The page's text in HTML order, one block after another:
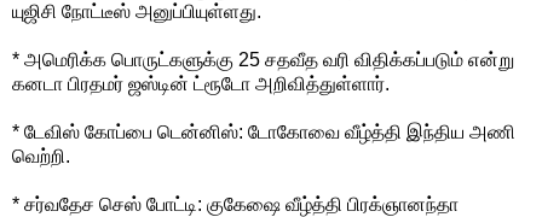
யுஜிசி நோட்டீஸ் அனுப்பியுள்ளது.
* அமெரிக்க பொருட்களுக்கு 25 சதவீத வரி விதிக்கப்படும் என்று
கனடா பிரதமர் ஜஸ்டின் ட்ரூடோ அறிவித்துள்ளார்.
* டேவிஸ் கோப்பை டென்னிஸ்: டோகோவை வீழ்த்தி இந்திய அணி
வெற்றி.
* சர்வதேச செஸ் போட்டி: குகேஷை வீழ்த்தி பிரக்ஞானந்தா